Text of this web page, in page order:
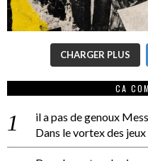
CHARGER PLUS
CA
il a pas de genoux
Dans le vortex des